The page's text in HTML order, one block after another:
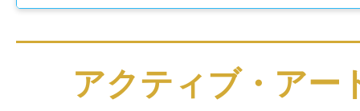
アクティブ・アー